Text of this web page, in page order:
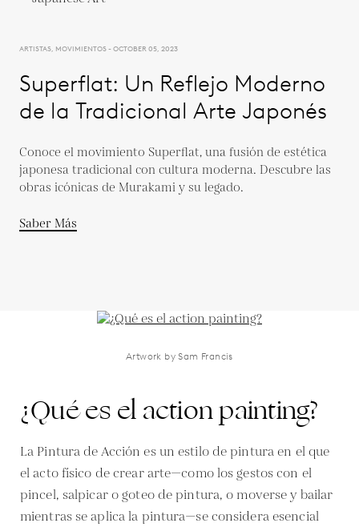
ARTISTAS, MOVIMIENTOS - OCTOBER 05, 2023
Superflat: Un Reflejo Moderno
de la Tradicional Arte Japonés
Conoce el movimiento Superflat, una fusión de estética
japonesa tradicional con cultura moderna. Descubre las
obras icónicas de Murakami y su legado.
Saber Más
Artwork by Sam Francis
¿Qué es el action painting?
La Pintura de Acción es un estilo de pintura en el que
el acto físico de crear arte—como los gestos con el
pincel, salpicar o goteo de pintura, o moverse y bailar
mientras se aplica la pintura—se considera esencial